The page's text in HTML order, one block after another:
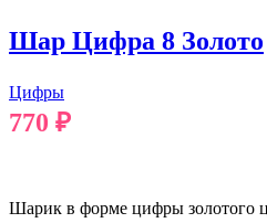
Шар Цифра 8 Золото
Цифры
770 ₽
Шарик в форме цифры золотого